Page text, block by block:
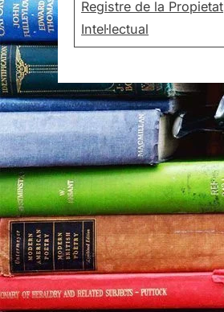
Registre de la Propietat
Intel·lectual